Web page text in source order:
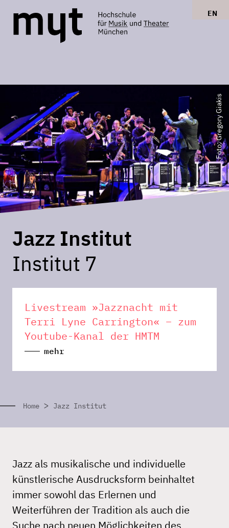
EN
Foto: Gregory Giakis
Jazz Institut
Institut 7
Livestream »Jazznacht mit
Terri Lyne Carrington« – zum
Youtube-Kanal der HMTM
mehr
Home > Jazz Institut
Jazz als musikalische und individuelle
künstlerische Ausdrucksform beinhaltet
immer sowohl das Erlernen und
Weiterführen der Tradition als auch die
Suche nach neuen Möglichkeiten des